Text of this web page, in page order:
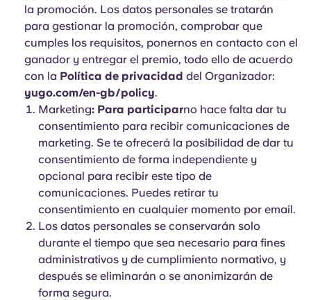
la promoción. Los datos personales se tratarán
para gestionar la promoción, comprobar que
cumples los requisitos, ponernos en contacto con el
ganador y entregar el premio, todo ello de acuerdo
con la Política de privacidad del Organizador:
yugo.com/en-gb/policy.
Marketing: Para participarno hace falta dar tu
consentimiento para recibir comunicaciones de
marketing. Se te ofrecerá la posibilidad de dar tu
consentimiento de forma independiente y
opcional para recibir este tipo de
comunicaciones. Puedes retirar tu
consentimiento en cualquier momento por email.
Los datos personales se conservarán solo
durante el tiempo que sea necesario para fines
administrativos y de cumplimiento normativo, y
después se eliminarán o se anonimizarán de
forma segura.